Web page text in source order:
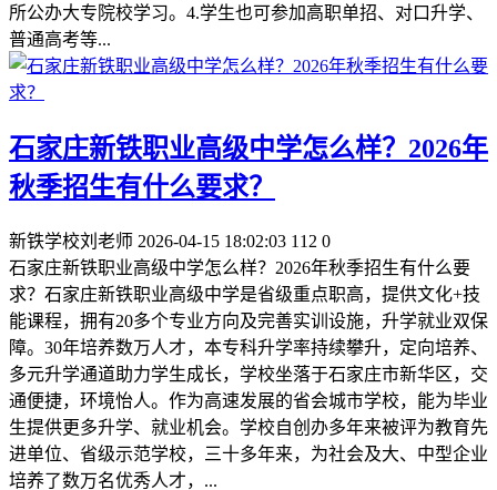
所公办大专院校学习。4.学生也可参加高职单招、对口升学、
普通高考等...
石家庄新铁职业高级中学怎么样？2026年
秋季招生有什么要求？
新铁学校刘老师 2026-04-15 18:02:03 112 0
石家庄新铁职业高级中学怎么样？2026年秋季招生有什么要
求？石家庄新铁职业高级中学是省级重点职高，提供文化+技
能课程，拥有20多个专业方向及完善实训设施，升学就业双保
障。30年培养数万人才，本专科升学率持续攀升，定向培养、
多元升学通道助力学生成长，学校坐落于石家庄市新华区，交
通便捷，环境怡人。作为高速发展的省会城市学校，能为毕业
生提供更多升学、就业机会。学校自创办多年来被评为教育先
进单位、省级示范学校，三十多年来，为社会及大、中型企业
培养了数万名优秀人才，...